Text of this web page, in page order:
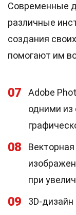
Современные
различные
создания
помогают им
07
Adobe
одними
08
при
09
3D-